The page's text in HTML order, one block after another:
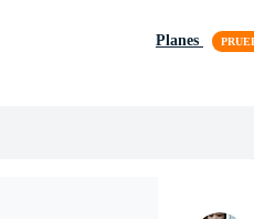
Planes